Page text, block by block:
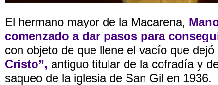
El hermano mayor de la Macarena,
comenzado a dar pasos para
con objeto de que llene el vacío que
Cristo”, antiguo titular de la cofradía y
saqueo de la iglesia de San Gil en 1936.